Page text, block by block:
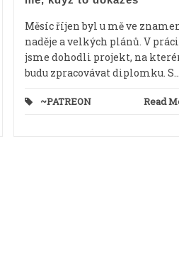
Měsíc říjen byl u mě ve
naděje a velkých plánů. V práci
jsme dohodli projekt, na
budu zpracovávat diplomku. S...
~PATREON Read